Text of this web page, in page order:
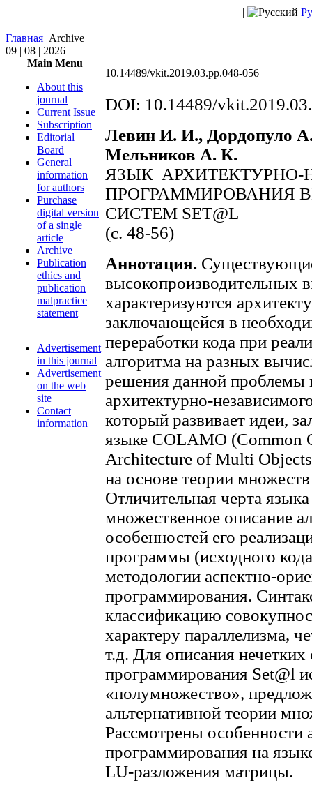
|
Главная Archive
09 | 08 | 2026
Main Menu
About this
journal
Current Issue
Subscription
Editorial
Board
General
information
for authors
Purchase
digital version
of a single
article
Archive
Publication
ethics and
publication
malpractice
statement
Advertisement
in this journal
Advertisement
on the web
site
Contact
information
10.14489/vkit.2019.03.pp.048-056
DOI: 10.14489/
Левин И. И., Дордопуло
Мельников А. К.
ЯЗЫК
ПРОГРАММИРОВАНИЯ
СИСТЕМ SET@L
(c. 48-56)
Аннотация.
высокопроизводительных
характеризуются
заключающейся в
переработки кода при
алгоритма на разных
решения данной проблемы
архитектурно-
который развивает идеи,
языке COLAMO (Common
Architecture of Multi
на основе теории
Отличительная черта
множественное описание
особенностей его
программы (исходного
методологии аспектно-
программирования.
классификацию
характеру параллелизма,
т.д. Для описания
программирования Set@l
«полумножество»,
альтернативной теории
Рассмотрены особенности
программирования на
LU-разложения матрицы.